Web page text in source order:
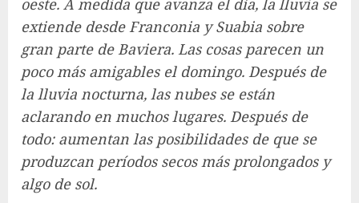
extiende desde Franconia y Suabia sobre
gran parte de Baviera. Las cosas parecen un
poco más amigables el domingo. Después de
la lluvia nocturna, las nubes se están
aclarando en muchos lugares. Después de
todo: aumentan las posibilidades de que se
produzcan períodos secos más prolongados y
algo de sol.